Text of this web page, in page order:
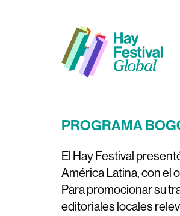
PROGRAMA
El Hay Festival
América Latina, con el
Para promocionar su
editoriales locales